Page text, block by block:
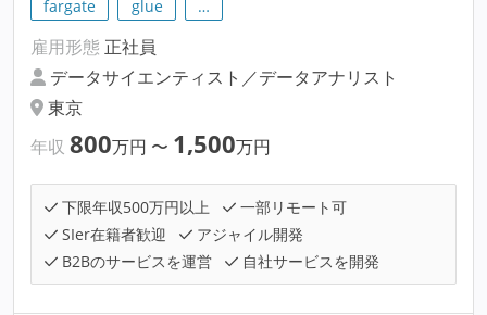
fargate
glue …
雇用形態 正社員
データサイエンティスト／データアナリスト
東京
年収 800万円 〜 1,500万円
下限年収500万円以上
一部リモート可
SIer在籍者歓迎
アジャイル開発
B2Bのサービスを運営
自社サービスを開発